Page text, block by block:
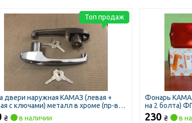
двери наружная КАМАЗ (левая +
с ключами) металл в хроме (пр-во
AC)
₴
в наличии
Топ продаж
Фонарь
на 2 болта)
230₴
в